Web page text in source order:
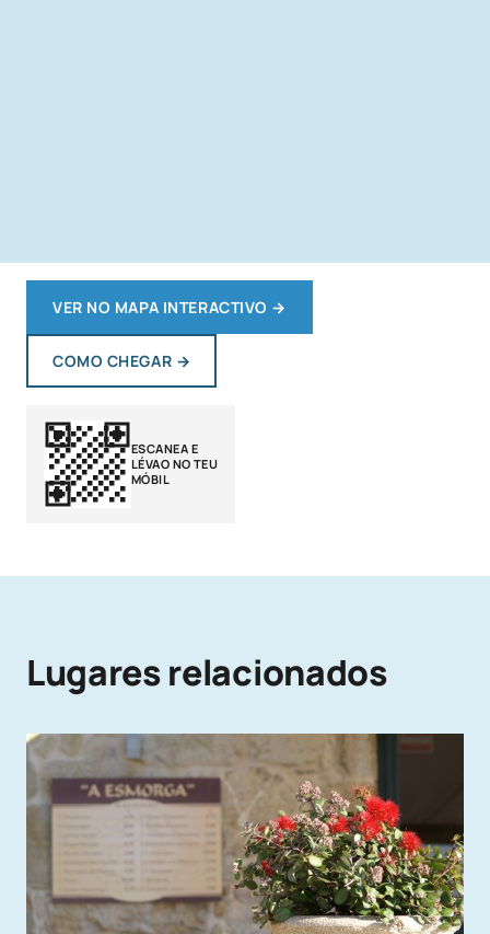
VER NO MAPA INTERACTIVO →
COMO CHEGAR →
ESCANEA E
LÉVAO NO TEU
MÓBIL
Lugares relacionados